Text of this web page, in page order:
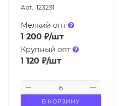
Арт.: 123291
Мелкий опт
1 200 ₽/шт
Крупный опт
1 120 ₽/шт
В КОРЗИНУ